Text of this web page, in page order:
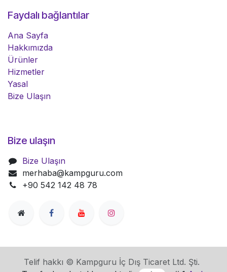
Faydalı bağlantılar
Ana Sayfa
Hakkımızda
Ürünler
Hizmetler
Yasal
Bize Ulaşın
Bize ulaşın
Bize Ulaşın
merhaba@kampguru.com
+90 542 142 48 78
Telif hakkı © Kampguru İç Dış Ticaret Ltd. Şti.